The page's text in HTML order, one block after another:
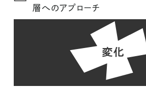
層へのアプローチ